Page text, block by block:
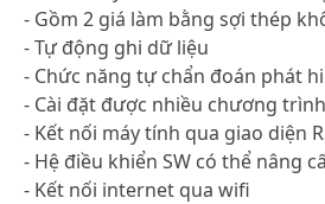
- Gồm 2 giá làm bằng sợi thép
- Tự động ghi dữ liệu
- Chức năng tự chẩn đoán phát
- Cài đặt được nhiều chương
- Kết nối máy tính qua giao diện
- Hệ điều khiển SW có thể nâng
- Kết nối internet qua wifi